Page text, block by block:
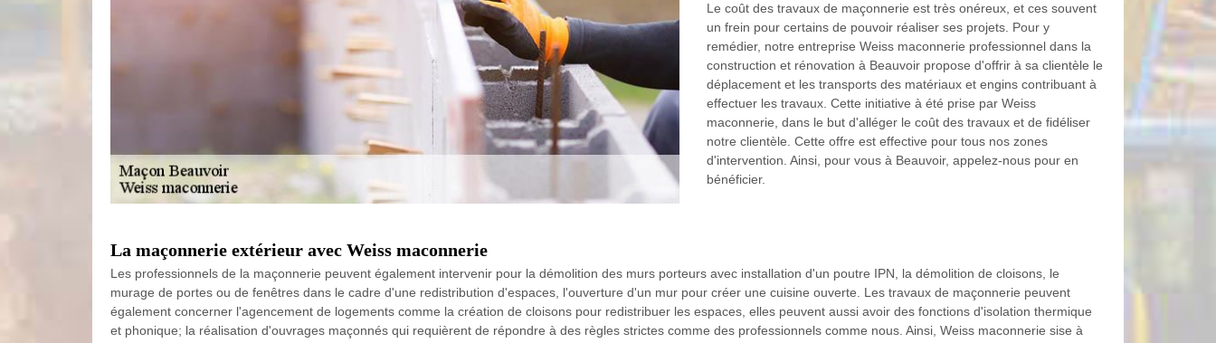
Le coût des travaux de maçonnerie est très onéreux, et ces souvent
un frein pour certains de pouvoir réaliser ses projets. Pour y
remédier, notre entreprise Weiss maconnerie professionnel dans la
construction et rénovation à Beauvoir propose d'offrir à sa clientèle le
déplacement et les transports des matériaux et engins contribuant à
effectuer les travaux. Cette initiative à été prise par Weiss
maconnerie, dans le but d'alléger le coût des travaux et de fidéliser
notre clientèle. Cette offre est effective pour tous nos zones
d'intervention. Ainsi, pour vous à Beauvoir, appelez-nous pour en
bénéficier.
La maçonnerie extérieur avec Weiss maconnerie
Les professionnels de la maçonnerie peuvent également intervenir pour la démolition des murs porteurs avec installation d'un poutre IPN, la démolition de cloisons, le
murage de portes ou de fenêtres dans le cadre d'une redistribution d'espaces, l'ouverture d'un mur pour créer une cuisine ouverte. Les travaux de maçonnerie peuvent
également concerner l'agencement de logements comme la création de cloisons pour redistribuer les espaces, elles peuvent aussi avoir des fonctions d'isolation thermique
et phonique; la réalisation d'ouvrages maçonnés qui requièrent de répondre à des règles strictes comme des professionnels comme nous. Ainsi, Weiss maconnerie sise à